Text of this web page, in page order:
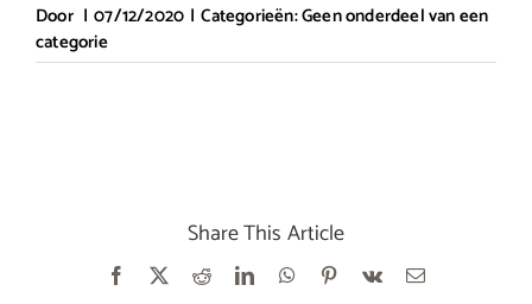
Door | 07/12/2020 | Categorieën:Geen onderdeel van een
categorie
Share This Article
Facebook RedditLinkedInWhatsApp
Pinterest
Vk
E-